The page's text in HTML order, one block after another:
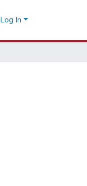
Log In